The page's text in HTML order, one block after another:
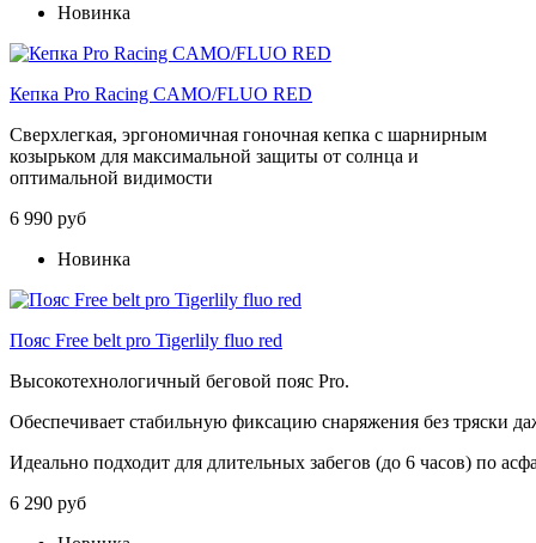
Новинка
Кепка Pro Racing CAMO/FLUO RED
Сверхлегкая, эргономичная гоночная кепка с шарнирным
козырьком для максимальной защиты от солнца и
оптимальной видимости
6 990 руб
Новинка
Пояс Free belt pro Tigerlily fluo red
Высокотехнологичный беговой пояс Pro.
Обеспечивает стабильную фиксацию снаряжения без тряски
Идеально подходит для длительных забегов (до 6 часов) по
6 290 руб